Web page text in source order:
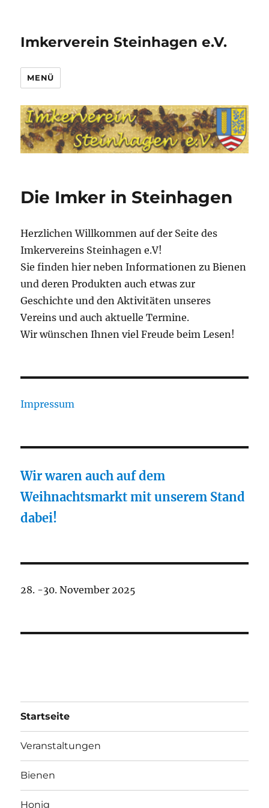
Imkerverein Steinhagen e.V.
MENÜ
Die Imker in Steinhagen
Herzlichen Willkommen auf der Seite des
Imkervereins Steinhagen e.V!
Sie finden hier neben Informationen zu Bienen
und deren Produkten auch etwas zur
Geschichte und den Aktivitäten unseres
Vereins und auch aktuelle Termine.
Wir wünschen Ihnen viel Freude beim Lesen!
Impressum
Wir waren auch auf dem
Weihnachtsmarkt mit unserem Stand
dabei!
28. -30. November 2025
Startseite
Veranstaltungen
Bienen
Honig